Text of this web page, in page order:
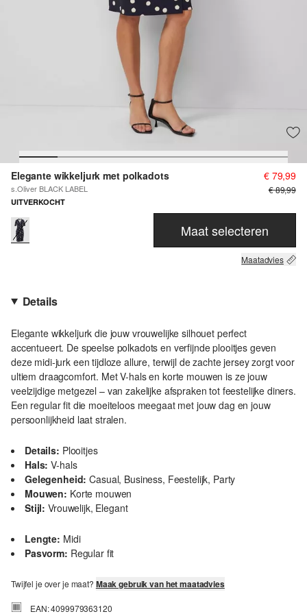
Elegante wikkeljurk met polkadots
s.Oliver BLACK LABEL
€ 79,99
€ 89,99
UITVERKOCHT
Maat selecteren
Maatadvies
Details
Elegante wikkeljurk die jouw vrouwelijke silhouet perfect
accentueert. De speelse polkadots en verfijnde plooitjes geven
deze midi-jurk een tijdloze allure, terwijl de zachte jersey zorgt voor
ultiem draagcomfort. Met V-hals en korte mouwen is ze jouw
veelzijdige metgezel – van zakelijke afspraken tot feestelijke diners.
Een regular fit die moeiteloos meegaat met jouw dag en jouw
persoonlijkheid laat stralen.
Details: Plooitjes
Hals: V-hals
Gelegenheid: Casual, Business, Feestelijk, Party
Mouwen: Korte mouwen
Stijl: Vrouwelijk, Elegant
Lengte: Midi
Pasvorm: Regular fit
Twijfel je over je maat? Maak gebruik van het maatadvies
EAN: 4099979363120